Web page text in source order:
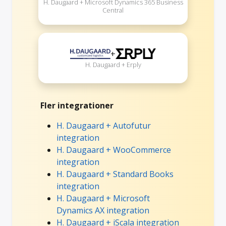
H. Daugaard + Microsoft Dynamics 365 Business
Central
+
H. Daugaard + Erply
Fler integrationer
H. Daugaard + Autofutur
integration
H. Daugaard + WooCommerce
integration
H. Daugaard + Standard Books
integration
H. Daugaard + Microsoft
Dynamics AX integration
H. Daugaard + iScala integration